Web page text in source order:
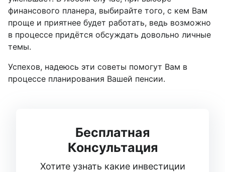
финансового планера, выбирайте того, с кем Вам
проще и приятнее будет работать, ведь возможно
в процессе придётся обсуждать довольно личные
темы.
Успехов, надеюсь эти советы помогут Вам в
процессе планирования Вашей пенсии.
Бесплатная
Консультация
Хотите узнать какие инвестиции